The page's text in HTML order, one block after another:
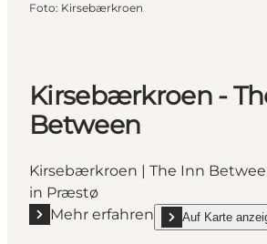
Foto: Kirsebærkroen
Kirsebærkroen -
Between
Kirsebærkroen | The Inn
in Præstø
Mehr erfahren
Mehr erfahren "Kirsebærkroen -
Auf Karte
show